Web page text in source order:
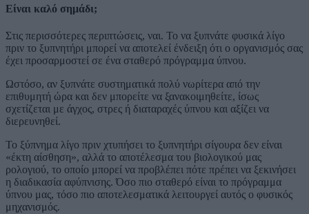
Είναι καλό σημάδι;
Στις περισσότερες περιπτώσεις, ναι. Το να ξυπνάτε φυσικά λίγο
πριν το ξυπνητήρι μπορεί να αποτελεί ένδειξη ότι ο οργανισμός σας
έχει προσαρμοστεί σε ένα σταθερό πρόγραμμα ύπνου.
Ωστόσο, αν ξυπνάτε συστηματικά πολύ νωρίτερα από την
επιθυμητή ώρα και δεν μπορείτε να ξανακοιμηθείτε, ίσως
σχετίζεται με άγχος, στρες ή διαταραχές ύπνου και αξίζει να
διερευνηθεί.
Το ξύπνημα λίγο πριν χτυπήσει το ξυπνητήρι σίγουρα δεν είναι
«έκτη αίσθηση», αλλά το αποτέλεσμα του βιολογικού μας
ρολογιού, το οποίο μπορεί να προβλέπει πότε πρέπει να ξεκινήσει
η διαδικασία αφύπνισης. Όσο πιο σταθερό είναι το πρόγραμμα
ύπνου μας, τόσο πιο αποτελεσματικά λειτουργεί αυτός ο φυσικός
μηχανισμός.